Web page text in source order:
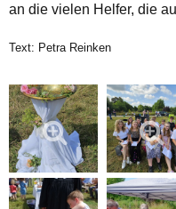
an die vielen Helfer, die
Text: Petra Reinken